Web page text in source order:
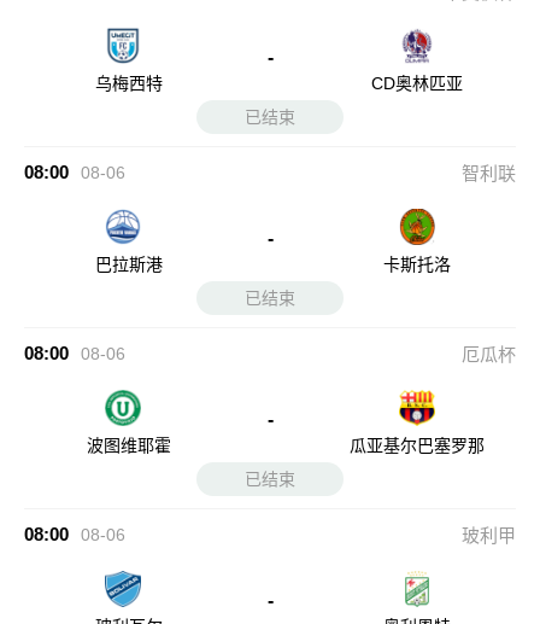
乌梅西特
-
CD奥林匹亚
已结束
08:00 08-06 智利联
巴拉斯港
-
卡斯托洛
已结束
08:00 08-06 厄瓜杯
波图维耶霍
-
瓜亚基尔巴塞罗那
已结束
08:00 08-06 玻利甲
-